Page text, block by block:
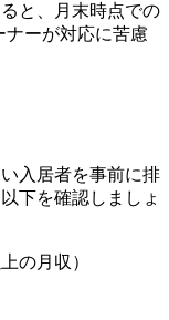
と、月末時点での
ナーが対応に苦慮
入居者を事前に排
下を確認しましょ
の月収）